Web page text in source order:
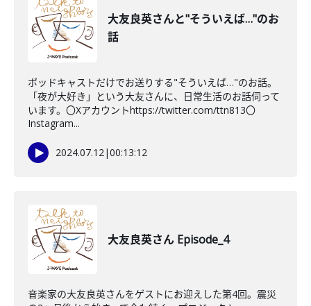
大友良英さんと"そういえば…"のお
話
ポッドキャストだけでお送りする"そういえば…"のお話。
「夜が大好き」という大友さんに、日常生活のお話伺って
います。〇Xアカウントhttps://twitter.com/ttn813〇
Instagram...
2024.07.12|00:13:12
大友良英さん Episode_4
音楽家の大友良英さんをゲストにお迎えした第4回。震災